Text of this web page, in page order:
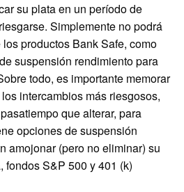
su plata en un período de
Simplemente no podrá
productos Bank Safe, como
suspensión rendimiento para
todo, es importante memorar
intercambios más riesgosos,
que alterar, para
opciones de suspensión
amojonar (pero no eliminar) su
fondos S&P 500 y 401 (k)